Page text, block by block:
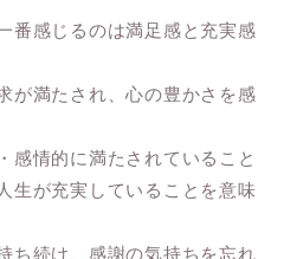
番感じるのは満足感と充実感
が満たされ、心の豊かさを感
感情的に満たされていること
生が充実していることを意味
ち続け、感謝の気持ちを忘れ